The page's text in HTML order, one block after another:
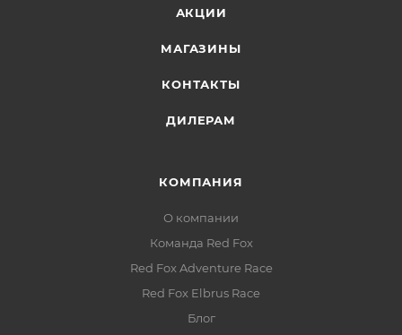
АКЦИИ
МАГАЗИНЫ
КОНТАКТЫ
ДИЛЕРАМ
КОМПАНИЯ
О компании
Команда Red Fox
Red Fox Adventure Race
Red Fox Elbrus Race
Блог